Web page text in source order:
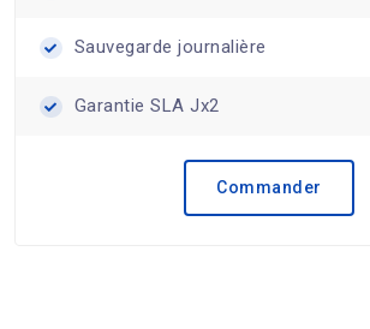
Sauvegarde journalière
Garantie SLA Jx2
Commander